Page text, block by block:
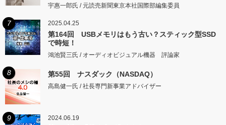
宇惠一郎氏 / 元読売新聞東京本社国際部編集委員
7 2025.04.25
第164回 USBメモリはもう古い？スティック型SSD
で時短！
鴻池賢三氏 / オーディオビジュアル機器 評論家
8 第55回 ナスダック（NASDAQ）
高島健一氏 / 社長専門新事業アドバイザー
9 2024.06.19